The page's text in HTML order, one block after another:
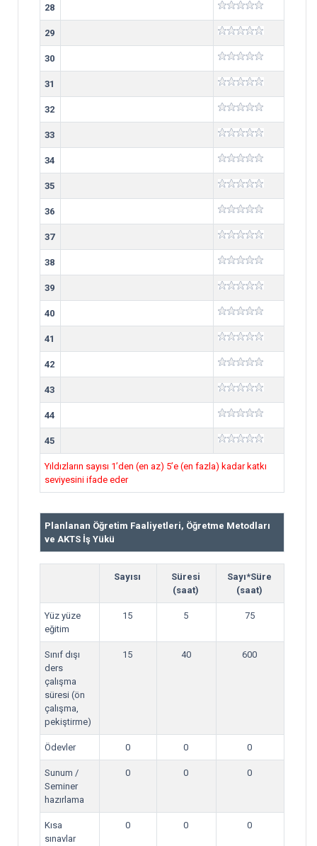
28
29
30
31
32
33
34
35
36
37
38
39
40
41
42
43
44
45
Yıldızların sayısı 1’den (en az) 5’e (en fazla) kadar katkı
seviyesini ifade eder
Planlanan Öğretim Faaliyetleri, Öğretme Metodları
ve AKTS İş Yükü
Sayısı
Süresi
(saat)
Sayı*Süre
(saat)
Yüz yüze
eğitim
15 5 75
Sınıf dışı
ders
çalışma
süresi (ön
çalışma,
pekiştirme)
15 40 600
Ödevler 0 0 0
Sunum /
Seminer
hazırlama
0 0 0
Kısa
sınavlar
0 0 0